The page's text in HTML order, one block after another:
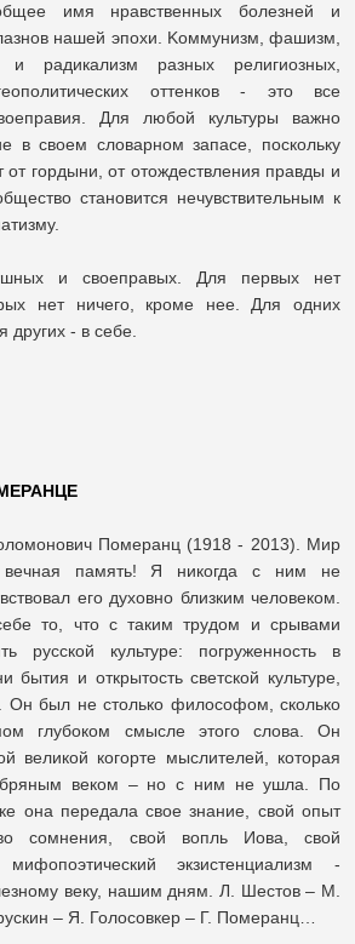
имя нравственных болезней и
нашей эпохи. Koммунизм, фашизм,
и радикализм разных религиозных,
оттенков - это все
Для любой культуры важно
в своем словарном запасе, поскольку
от гордыни, от отождествления правды и
становится нечувствительным к
и своеправых. Для первых нет
нет ничего, кроме нее. Для одних
других - в себе.
Померанц (1918 - 2013). Мир
память! Я никогда с ним не
его духовно близким человеком.
то, что с таким трудом и срывами
русской культуре: погруженность в
бытия и открытость светской культуре,
Он был не столько философом, сколько
глубоком смысле этого слова. Он
великой когорте мыслителей, которая
веком – но с ним не ушла. По
она передала свое знание, свой опыт
сомнения, свой вопль Иова, свой
экзистенциализм -
веку, нашим дням. Л. Шестов – М.
– Я. Голосовкер – Г. Померанц…